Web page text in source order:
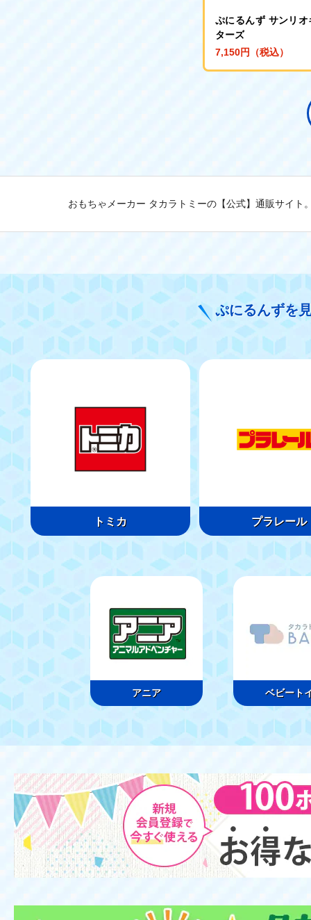
ぷにるんず サンリオ
ターズ
7,150円（税込）
おもちゃメーカー タカラトミーの【公式】通販サイ
ぷにるんずを
トミカ プラレール
アニア ベビート